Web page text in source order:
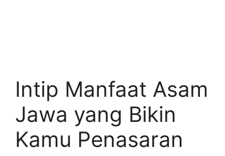
Intip Manfaat Asam
Jawa yang Bikin
Kamu Penasaran